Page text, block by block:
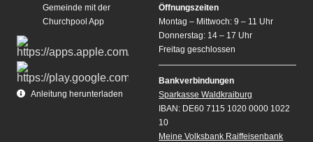
Gemeinde mit der
Churchpool App
Anleitung herunterladen
Öffnungszeiten
Montag – Mittwoch: 9 – 11 Uhr
Donnerstag: 14 – 17 Uhr
Freitag geschlossen
Bankverbindungen
Sparkasse Waldkraiburg
IBAN: DE60 7115 1020 0000 1022
10
Meine Volksbank Raiffeisenbank